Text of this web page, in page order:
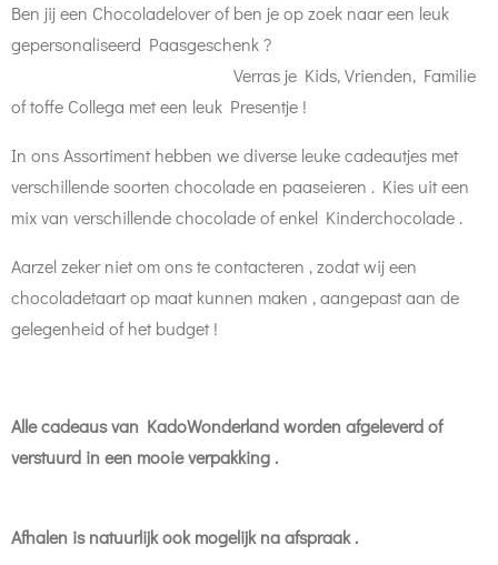
Ben jij een Chocoladelover of ben je op zoek naar een leuk
gepersonaliseerd Paasgeschenk ?
Verras je Kids, Vrienden, Familie
of toffe Collega met een leuk Presentje !
In ons Assortiment hebben we diverse leuke cadeautjes met
verschillende soorten chocolade en paaseieren . Kies uit een
mix van verschillende chocolade of enkel Kinderchocolade .
Aarzel zeker niet om ons te contacteren , zodat wij een
chocoladetaart op maat kunnen maken , aangepast aan de
gelegenheid of het budget !
Alle cadeaus van KadoWonderland worden afgeleverd of
verstuurd in een mooie verpakking .
Afhalen is natuurlijk ook mogelijk na afspraak .